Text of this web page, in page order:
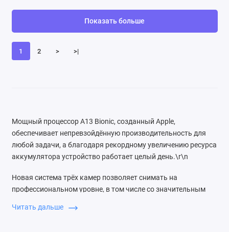
1 2 > >|
Показать больше
Мощный процессор A13 Bionic, созданный Apple,
обеспечивает непревзойдённую производительность для
любой задачи, а благодаря рекордному увеличению ресурса
аккумулятора устройство работает целый день.\r\n
Новая система трёх камер позволяет снимать на
профессиональном уровне, в том числе со значительным
Камера также обеспечивает видео высочайшего качества и
Читать дальше